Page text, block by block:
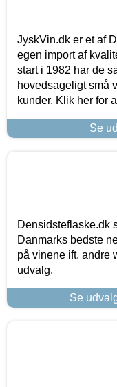
JyskVin.dk er et af
egen import af
start i 1982 har de
hovedsageligt små
kunder. Klik her for
Se
Densidsteflaske.dk
Danmarks bedste
på vinene ift. andre
udvalg.
Se